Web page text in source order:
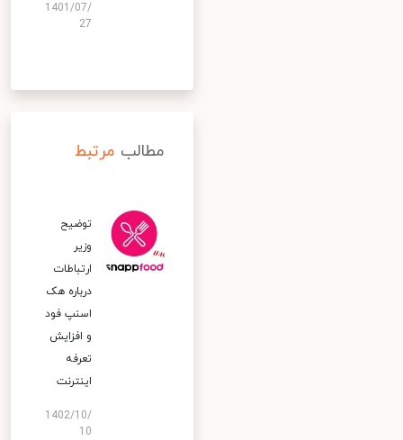
1401/07/
27
مطالب مرتبط
توضیح
وزیر
ارتباطات
درباره هک
اسنپ‌ فود
و افزایش
تعرفه
اینترنت
1402/10/
10